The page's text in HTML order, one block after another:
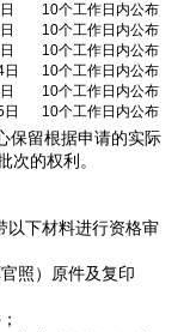
日 10个工作日内公布
日 10个工作日内公布
日 10个工作日内公布
日 10个工作日内公布
日 10个工作日内公布
日 10个工作日内公布
保留根据申请的实际
次的权利。
以下材料进行资格审
照）原件及复印